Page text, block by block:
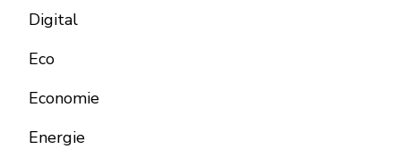
Digital
Eco
Economie
Energie